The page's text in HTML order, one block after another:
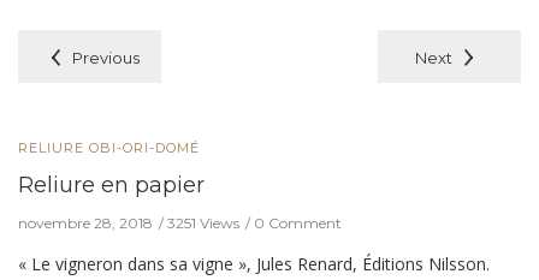
Previous Next
RELIURE OBI-ORI-DOMÉ
Reliure en papier
novembre 28, 2018 3251 Views 0 Comment
« Le vigneron dans sa vigne », Jules Renard, Éditions Nilsson.